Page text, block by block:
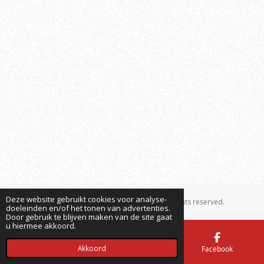
Deze website gebruikt cookies voor analyse-
doeleinden en/of het tonen van advertenties.
Door gebruik te blijven maken van de site gaat
u hiermee akkoord.
Akkoord
© 2016 StichtingHeart4botosanistrays.nl All rights reserved.
Facebook